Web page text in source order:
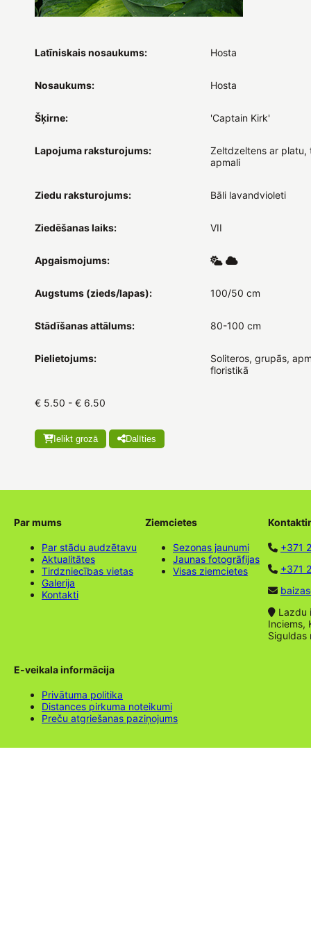
Latīniskais nosaukums: Hosta
Nosaukums: Hosta
Šķirne: 'Captain Kirk'
Lapojuma raksturojums:
Zeltdzeltens ar platu,
apmali
Ziedu raksturojums: Bāli lavandvioleti
Ziedēšanas laiks: VII
Apgaismojums:
Augstums (zieds/lapas): 100/50 cm
Stādīšanas attālums: 80-100 cm
Pielietojums:
Soliteros, grupās,
floristikā
€ 5.50 - € 6.50
Ielikt grozā Dalīties
Par mums
Par stādu audzētavu
Aktualitātes
Tirdzniecības vietas
Galerija
Kontakti
Ziemcietes
Sezonas jaunumi
Jaunas fotogrāfijas
Visas ziemcietes
+371
+371
Lazdu
Inciems,
Siguldas
E-veikala informācija
Privātuma politika
Distances pirkuma noteikumi
Preču atgriešanas paziņojums